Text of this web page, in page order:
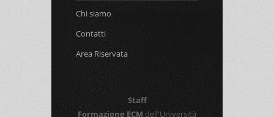
Chi siamo
Contatti
Area Riservata
Staff
Formazione ECM dell'Università